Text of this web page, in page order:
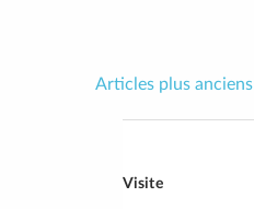
Navigation
articles
Articles plus anciens
Visite